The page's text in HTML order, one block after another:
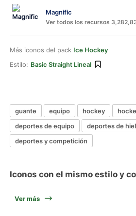
Magnific
Ver todos los recursos
Más iconos del pack Ice Hockey
Estilo: Basic Straight Lineal
guante equipo hockey
deportes de equipo
deportes de
deportes y competición
Iconos con el mismo estilo y
Ver más